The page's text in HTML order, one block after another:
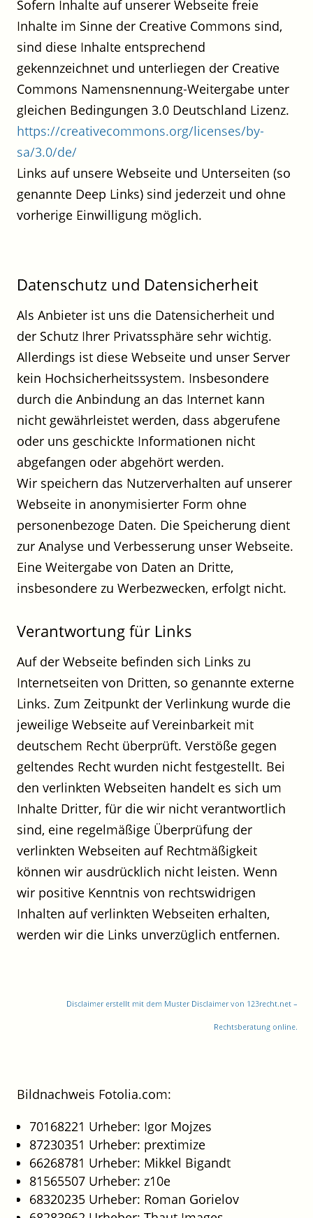
Sofern Inhalte auf unserer Webseite freie
Inhalte im Sinne der Creative Commons sind,
sind diese Inhalte entsprechend
gekennzeichnet und unterliegen der Creative
Commons Namensnennung-Weitergabe unter
gleichen Bedingungen 3.0 Deutschland Lizenz.
https://creativecommons.org/licenses/by-
sa/3.0/de/
Links auf unsere Webseite und Unterseiten (so
genannte Deep Links) sind jederzeit und ohne
vorherige Einwilligung möglich.
Datenschutz und Datensicherheit
Als Anbieter ist uns die Datensicherheit und
der Schutz Ihrer Privatssphäre sehr wichtig.
Allerdings ist diese Webseite und unser Server
kein Hochsicherheitssystem. Insbesondere
durch die Anbindung an das Internet kann
nicht gewährleistet werden, dass abgerufene
oder uns geschickte Informationen nicht
abgefangen oder abgehört werden.
Wir speichern das Nutzerverhalten auf unserer
Webseite in anonymisierter Form ohne
personenbezoge Daten. Die Speicherung dient
zur Analyse und Verbesserung unser Webseite.
Eine Weitergabe von Daten an Dritte,
insbesondere zu Werbezwecken, erfolgt nicht.
Verantwortung für Links
Auf der Webseite befinden sich Links zu
Internetseiten von Dritten, so genannte externe
Links. Zum Zeitpunkt der Verlinkung wurde die
jeweilige Webseite auf Vereinbarkeit mit
deutschem Recht überprüft. Verstöße gegen
geltendes Recht wurden nicht festgestellt. Bei
den verlinkten Webseiten handelt es sich um
Inhalte Dritter, für die wir nicht verantwortlich
sind, eine regelmäßige Überprüfung der
verlinkten Webseiten auf Rechtmäßigkeit
können wir ausdrücklich nicht leisten. Wenn
wir positive Kenntnis von rechtswidrigen
Inhalten auf verlinkten Webseiten erhalten,
werden wir die Links unverzüglich entfernen.
Disclaimer erstellt mit dem Muster Disclaimer von 123recht.net –
Rechtsberatung online.
Bildnachweis Fotolia.com:
70168221 Urheber: Igor Mojzes
87230351 Urheber: prextimize
66268781 Urheber: Mikkel Bigandt
81565507 Urheber: z10e
68320235 Urheber: Roman Gorielov